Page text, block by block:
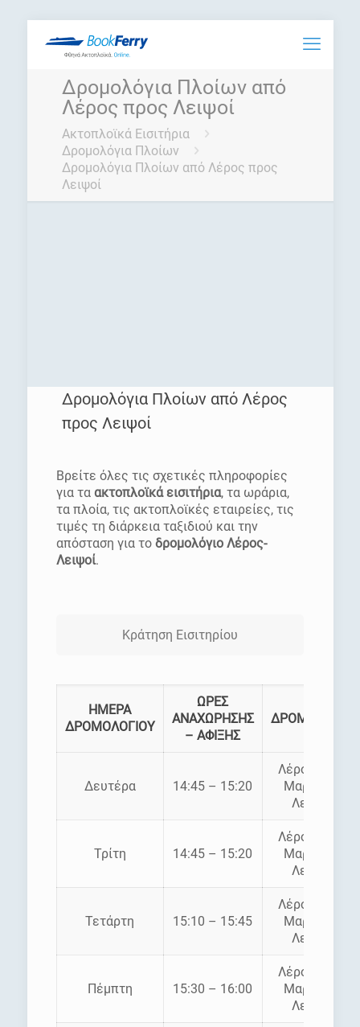
Δρομολόγια Πλοίων από
Λέρος προς Λειψοί
Ακτοπλοϊκά Εισιτήρια
Δρομολόγια Πλοίων
Δρομολόγια Πλοίων από Λέρος προς
Λειψοί
Δρομολόγια Πλοίων από Λέρος
προς Λειψοί
Βρείτε όλες τις σχετικές πληροφορίες
για τα ακτοπλοϊκά εισιτήρια, τα ωράρια,
τα πλοία, τις ακτοπλοϊκές εταιρείες, τις
τιμές τη διάρκεια ταξιδιού και την
απόσταση για τοδρομολόγιο Λέρος-
Λειψοί.
Κράτηση Εισιτηρίου
ΗΜΕΡΑ
ΔΡΟΜΟΛΟΓΙΟΥ
ΩΡΕΣ
ΑΝΑΧΩΡΗΣΗΣ
– ΑΦΙΞΗΣ
ΔΡΟΜΟΛΟΓΙΑ
Δευτέρα 14:45 – 15:20
Λέρος Αγία
Μαρίνα –
Λειψοί
Τρίτη 14:45 – 15:20
Λέρος Αγία
Μαρίνα –
Λειψοί
Τετάρτη 15:10 – 15:45
Λέρος Αγία
Μαρίνα –
Λειψοί
Πέμπτη 15:30 – 16:00
Λέρος Αγία
Μαρίνα –
Λειψοί